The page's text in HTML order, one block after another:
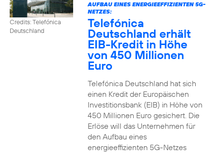
Credits: Telefónica
Deutschland
AUFBAU EINES ENERGIEEFFIZIENTEN 5G-
NETZES:
Telefónica
Deutschland erhält
EIB-Kredit in Höhe
von 450 Millionen
Euro
Telefónica Deutschland hat sich
einen Kredit der Europäischen
Investitionsbank (EIB) in Höhe von
450 Millionen Euro gesichert. Die
Erlöse will das Unternehmen für
den Aufbau eines
energieeffizienten 5G-Netzes